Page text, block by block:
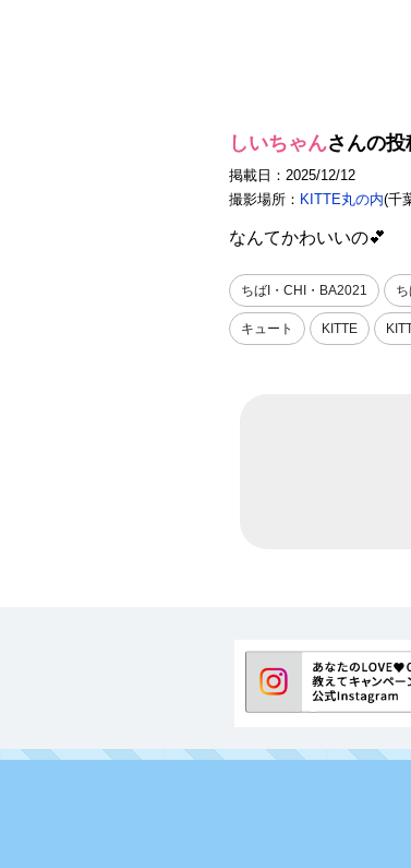
しいちゃんさんの投
掲載日：2025/12/12
撮影場所： KITTE丸の内(千
なんてかわいいの💕
ちばI・CHI・BA2021
キュート KITTE